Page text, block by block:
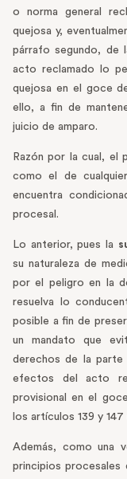
o norma general
quejosa y,
párrafo segundo, de
acto reclamado lo
quejosa en el goce
ello, a fin de
juicio de amparo.
Razón por la cual, el
como el de
encuentra
procesal.
Lo anterior, pues la
su naturaleza de
por el peligro en la
resuelva lo
posible a fin de
un mandato que
derechos de la parte
efectos del acto
provisional en el
los artículos 139 y
Además, como una
principios procesales